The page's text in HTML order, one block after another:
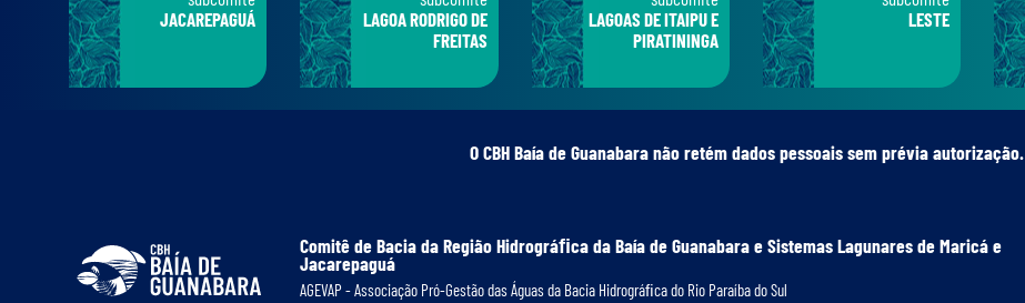
JACAREPAGUÁ
LAGOA RODRIGO DE
FREITAS
LAGOAS DE ITAIPU E
PIRATININGA
LESTE
O CBH Baía de Guanabara não retém dados pessoais sem prévia autorização.
Comitê de Bacia da Região Hidrográﬁca da Baía de Guanabara e Sistemas Lagunares de Maricá e
Jacarepaguá
AGEVAP - Associação Pró-Gestão das Águas da Bacia Hidrográﬁca do Rio Paraíba do Sul